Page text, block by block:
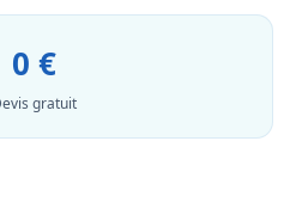
0 €
gratuit